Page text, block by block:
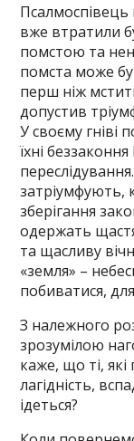
Псалмоспівець
вже втратили
помстою та
помста може
перш ніж
допустив
У своєму гніві
їхні
затріумфують,
зберігання
одержать
та щасливу
«земля» –
побиватися,
З належного
зрозумілою
каже, що ті, які
лагідність,
ідеться?